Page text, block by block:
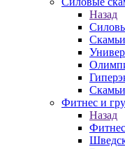
Назад
Фитнес и
Назад